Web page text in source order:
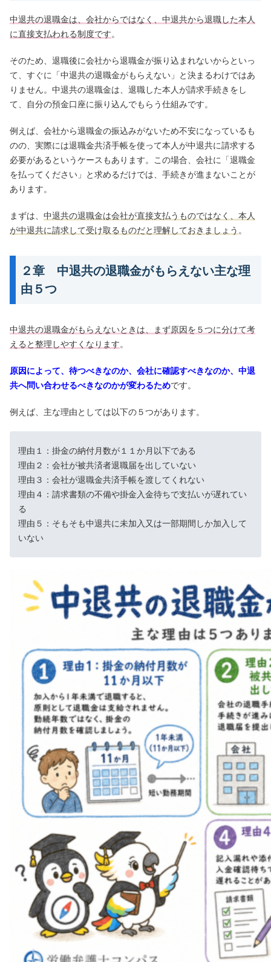
中退共の退職金は、会社からではなく、中退共から退職した本人
に直接支払われる制度です。
そのため、退職後に会社から退職金が振り込まれないからといっ
て、すぐに「中退共の退職金がもらえない」と決まるわけではあ
りません。中退共の退職金は、退職した本人が請求手続きをし
て、自分の預金口座に振り込んでもらう仕組みです。
例えば、会社から退職金の振込みがないため不安になっているも
のの、実際には退職金共済手帳を使って本人が中退共に請求する
必要があるというケースもあります。この場合、会社に「退職金
を払ってください」と求めるだけでは、手続きが進まないことが
あります。
まずは、中退共の退職金は会社が直接支払うものではなく、本人
が中退共に請求して受け取るものだと理解しておきましょう 。
２章 中退共の退職金がもらえない主な理
由５つ
中退共の退職金がもらえないときは、まず原因を５つに分けて考
えると整理しやすくなります。
原因によって、待つべきなのか、会社に確認すべきなのか、中退
共へ問い合わせるべきなのかが変わるためです。
例えば、主な理由としては以下の５つがあります。
理由１：掛金の納付月数が１１か月以下である
理由２：会社が被共済者退職届を出していない
理由３：会社が退職金共済手帳を渡してくれない
理由４：請求書類の不備や掛金入金待ちで支払いが遅れてい
る
理由５：そもそも中退共に未加入又は一部期間しか加入して
いない